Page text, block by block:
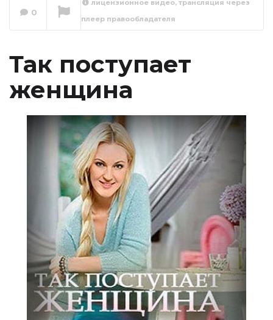
0
лицензионное видео, трансляция через
плеер правообладателя
Так поступает
женщина